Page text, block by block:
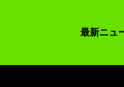
最新ニュ